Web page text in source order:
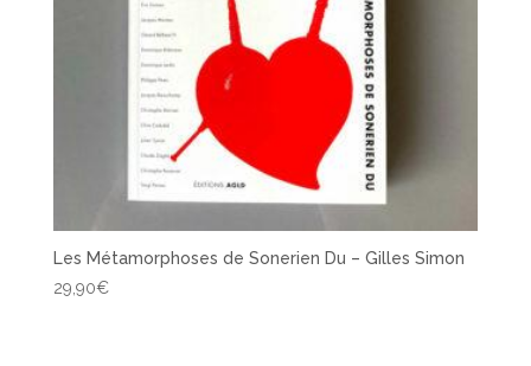
Les Métamorphoses de Sonerien Du – Gilles Simon
29,90€